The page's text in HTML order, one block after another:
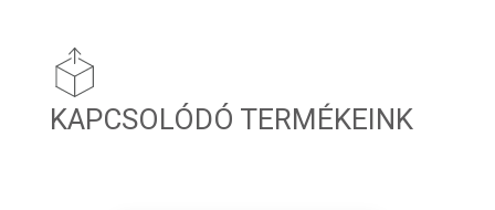
KAPCSOLÓDÓ TERMÉKEINK